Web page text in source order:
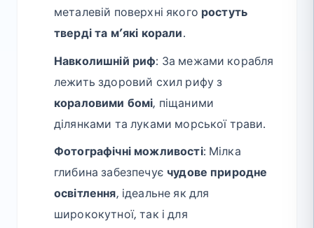
металевій поверхні якого ростуть
тверді та м’які корали.
Навколишній риф: За межами корабля
лежить здоровий схил рифу з
кораловими бомі, піщаними
ділянками та луками морської трави.
Фотографічні можливості: Мілка
глибина забезпечує чудове природне
освітлення, ідеальне як для
ширококутної, так і для